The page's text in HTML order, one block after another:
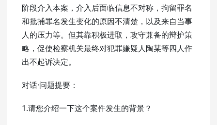
阶段介入本案，介入后面临信息不对称，拘留罪名
和批捕罪名发生变化的原因不清楚，以及来自当事
人的压力等。但其靠积极进取，攻守兼备的辩护策
略，促使检察机关最终对犯罪嫌疑人陶某等四人作
出不起诉决定。
对话·问题提要：
1.请您介绍一下这个案件发生的背景？